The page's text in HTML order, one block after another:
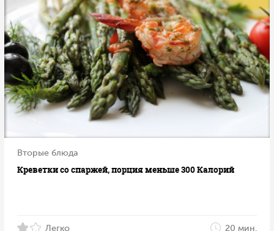
Вторые блюда
Креветки со спаржей, порция меньше 300 Калорий
Легко 20 мин.